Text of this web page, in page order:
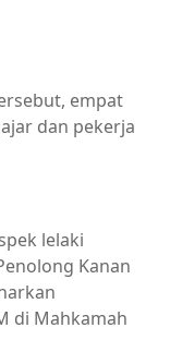
empat
dan pekerja
lelaki
Kanan
di Mahkamah